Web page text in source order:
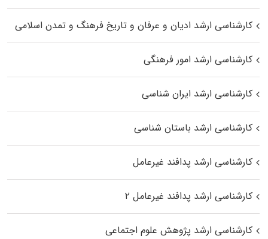
کارشناسی ارشد ادیان و عرفان و تاریخ فرهنگ و تمدن اسلامی
کارشناسی ارشد امور فرهنگی
کارشناسی ارشد ایران شناسی
کارشناسی ارشد باستان شناسی
کارشناسی ارشد پدافند غیرعامل
کارشناسی ارشد پدافند غیرعامل ۲
کارشناسی ارشد پژوهش علوم اجتماعی